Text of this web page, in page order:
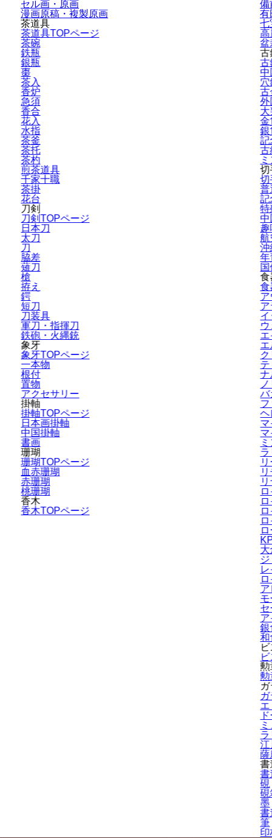
セル画・原画
漫画原稿・複製原画
茶道具
茶道具TOPページ
茶碗
鉄瓶
銀瓶
棗
茶入
香炉
急須
香合
花入
水指
茶釜
茶托
茶杓
煎茶道具
千家十職
茶掛
花台
刀剣
刀剣TOPページ
日本刀
太刀
刀
脇差
薙刀
槍
拵え
鍔
短刀
刀装具
軍刀・指揮刀
鉄砲・火縄銃
象牙
象牙TOPページ
一本物
根付
置物
アクセサリー
掛軸
掛軸TOPページ
日本画掛軸
中国掛軸
書画
珊瑚
珊瑚TOPページ
血赤珊瑚
赤珊瑚
桃珊瑚
香木
香木TOPページ
備
有
七
高
盆
古
古
中
穴
古
外
大
金
銀
記
古
切
切
普
記
特
中
趣
航
沖
年
食
食
ア
ア
イ
エ
エ
テ
ナ
バ
フ
ヘ
マ
マ
大
ア
モ
セ
ア
銀
和
勲
勲
エ
江
薩
書
書
硯
硯
墨
書
筆
印